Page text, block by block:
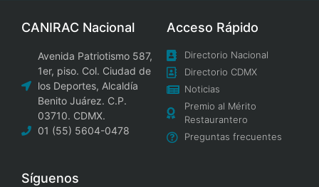
CANIRAC Nacional
Avenida Patriotismo 587,
1er, piso. Col. Ciudad de
los Deportes, Alcaldía
Benito Juárez. C.P.
03710. CDMX.
01 (55) 5604-0478
Acceso Rápido
Directorio Nacional
Directorio CDMX
Noticias
Premio al Mérito
Restaurantero
Preguntas frecuentes
Síguenos